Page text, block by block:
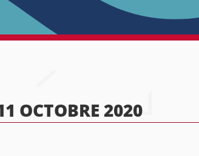
OCTOBRE 2020